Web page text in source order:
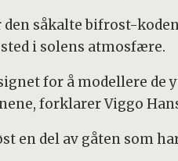
såkalte bifrost-
i solens atmosfære.
for å modellere
forklarer Viggo
en del av gåten som